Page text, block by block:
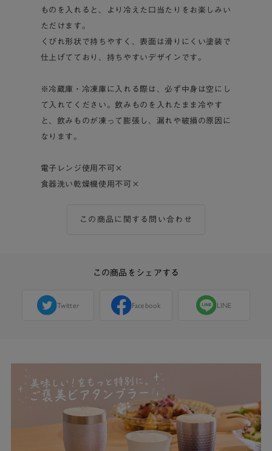
ものを入れると、より冷えた口当たりをお楽しみい
ただけます。
くびれ形状で持ちやすく、表面は滑りにくい塗装で
仕上げてており、持ちやすいデザインです。
※冷蔵庫・冷凍庫に入れる際は、必ず中身は空にし
て入れてください。飲みものを入れたまま冷やす
と、飲みものが凍って膨張し、漏れや破損の原因に
なります。
電子レンジ使用不可×
食器洗い乾燥機使用不可×
この商品に関する問い合わせ
この商品をシェアする
Twitter Facebook LINE